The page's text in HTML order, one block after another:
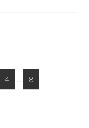
4 … 8